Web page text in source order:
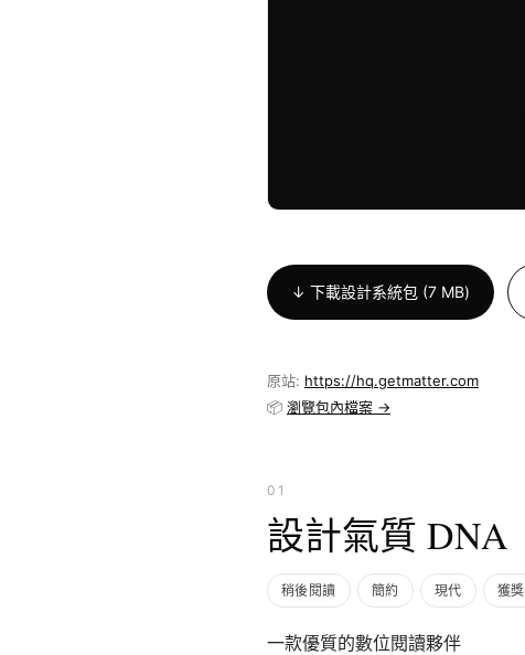
↓ 下載設計系統包 (7 MB)
原站: https://hq.getmatter.com
📦 瀏覽包內檔案 →
01
設計氣質 DNA
稍後閱讀 簡約 現代 獲獎
一款優質的數位閱讀夥伴